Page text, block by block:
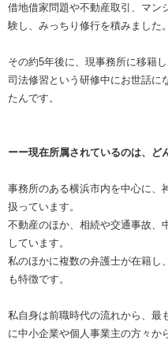
借地借家問題や不動産取引、マン
験し、みっちり修行を積みました。
その約5年後に、現事務所に移籍し
司法修習という研修中にお世話に
たんです。
ーー現在所属されているのは、ど
事務所のある横浜市内を中心に、
扱っています。
不動産のほか、相続や交通事故、
しています。
私のほかに複数の弁護士が在籍し
も特徴です。
私自身は前職時代の流れから、最
に中小企業や個人事業主の方々か